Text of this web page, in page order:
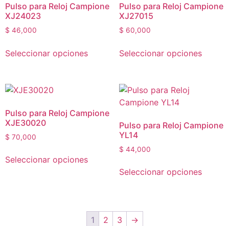
Pulso para Reloj Campione
XJ24023
$ 46,000
Seleccionar opciones
Pulso para Reloj Campione
XJ27015
$ 60,000
Seleccionar opciones
Pulso para Reloj Campione
XJE30020
$ 70,000
Seleccionar opciones
Pulso para Reloj Campione
YL14
$ 44,000
Seleccionar opciones
1 2 3 →